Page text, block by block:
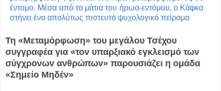
Τη «Μεταμόρφωση» του μεγάλου Τσέχου
συγγραφέα για «τον υπαρξιακό εγκλεισμό των
σύγχρονων ανθρώπων» παρουσιάζει η ομάδα
«Σημείο Μηδέν»